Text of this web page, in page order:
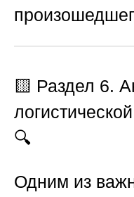
🟨 Раздел 6.
🔍
Одним из